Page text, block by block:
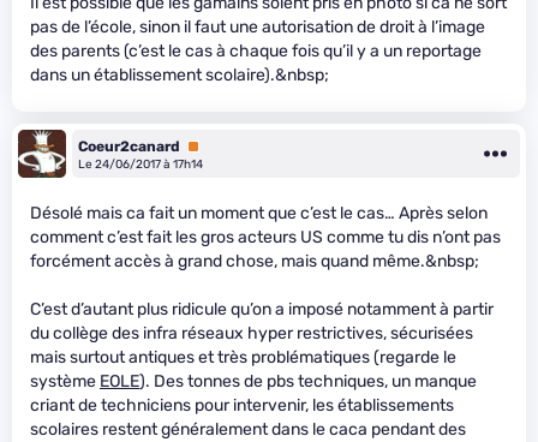
pas de l’école, sinon il faut une autorisation de droit à l’image
des parents (c’est le cas à chaque fois qu’il y a un reportage
dans un établissement scolaire).&nbsp;
Coeur2canard
Premium
Le 24/06/2017 à 17h14
Désolé mais ca fait un moment que c’est le cas… Après selon
comment c’est fait les gros acteurs US comme tu dis n’ont pas
forcément accès à grand chose, mais quand même.&nbsp;
C’est d’autant plus ridicule qu’on a imposé notamment à partir
du collège des infra réseaux hyper restrictives, sécurisées
mais surtout antiques et très problématiques (regarde le
système EOLE). Des tonnes de pbs techniques, un manque
criant de techniciens pour intervenir, les établissements
scolaires restent généralement dans le caca pendant des